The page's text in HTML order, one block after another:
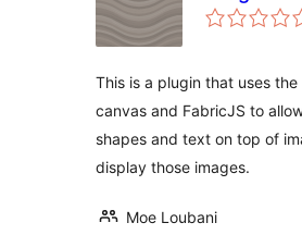
This is a plugin that uses the
canvas and FabricJS to
shapes and text on top of
display those images.
Moe Loubani